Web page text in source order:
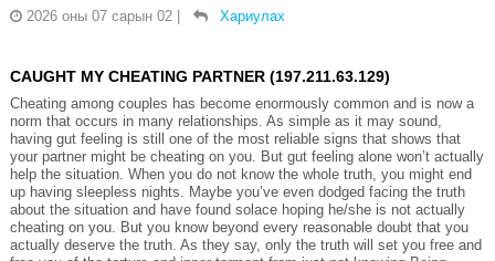
2026 оны 07 сарын 02
Хариулах
CAUGHT MY CHEATING PARTNER (197.211.63.129)
Cheating among couples has become enormously common and is now a
norm that occurs in many relationships. As simple as it may sound,
having gut feeling is still one of the most reliable signs that shows that
your partner might be cheating on you. But gut feeling alone won’t actually
help the situation. When you do not know the whole truth, you might end
up having sleepless nights. Maybe you’ve even dodged facing the truth
about the situation and have found solace hoping he/she is not actually
cheating on you. But you know beyond every reasonable doubt that you
actually deserve the truth. As they say, only the truth will set you free and